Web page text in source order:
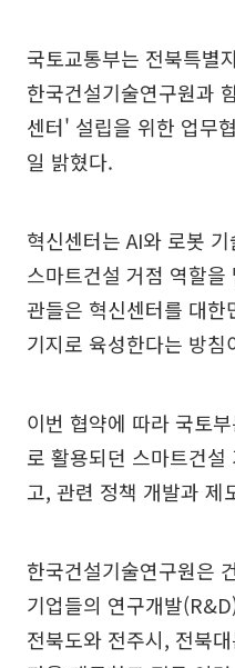
국토교통부는 전북특별
한국건설기술연구원과
센터' 설립을 위한 업무
일 밝혔다.
혁신센터는 AI와 로봇
스마트건설 거점 역할
관들은 혁신센터를 대
기지로 육성한다는 방침
이번 협약에 따라 국토
로 활용되던 스마트건
고, 관련 정책 개발과 제
한국건설기술연구원은
기업들의 연구개발
전북도와 전주시, 전북